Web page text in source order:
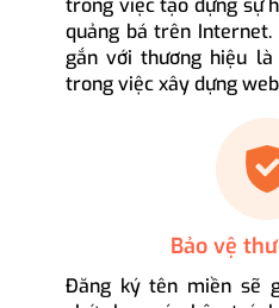
trong việc tạo dựng sự
quảng bá trên
gắn với thương hiệu
trong việc xây dựng
Bảo vệ
Đăng ký tên miền sẽ